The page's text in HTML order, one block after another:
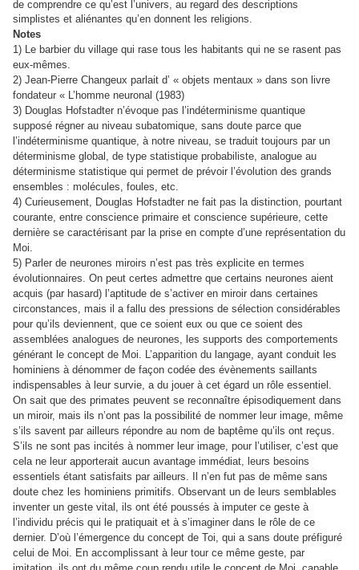
de comprendre ce qu’est l’univers, au regard des descriptions
simplistes et aliénantes qu’en donnent les religions.
Notes
1) Le barbier du village qui rase tous les habitants qui ne se rasent pas
eux-mêmes.
2) Jean-Pierre Changeux parlait d’ « objets mentaux » dans son livre
fondateur « L’homme neuronal (1983)
3) Douglas Hofstadter n’évoque pas l’indéterminisme quantique
supposé régner au niveau subatomique, sans doute parce que
l’indéterminisme quantique, à notre niveau, se traduit toujours par un
déterminisme global, de type statistique probabiliste, analogue au
déterminisme statistique qui permet de prévoir l’évolution des grands
ensembles : molécules, foules, etc.
4) Curieusement, Douglas Hofstadter ne fait pas la distinction, pourtant
courante, entre conscience primaire et conscience supérieure, cette
dernière se caractérisant par la prise en compte d’une représentation du
Moi.
5) Parler de neurones miroirs n’est pas très explicite en termes
évolutionnaires. On peut certes admettre que certains neurones aient
acquis (par hasard) l’aptitude de s’activer en miroir dans certaines
circonstances, mais il a fallu des pressions de sélection considérables
pour qu’ils deviennent, que ce soient eux ou que ce soient des
assemblées analogues de neurones, les supports des comportements
générant le concept de Moi. L’apparition du langage, ayant conduit les
hominiens à dénommer de façon codée des évènements saillants
indispensables à leur survie, a du jouer à cet égard un rôle essentiel.
On sait que des primates peuvent se reconnaître épisodiquement dans
un miroir, mais ils n’ont pas la possibilité de nommer leur image, même
s’ils savent par ailleurs répondre au nom de baptême qu’ils ont reçus.
S’ils ne sont pas incités à nommer leur image, pour l’utiliser, c’est que
cela ne leur apporterait aucun avantage immédiat, leurs besoins
essentiels étant satisfaits par ailleurs. Il n’en fut pas de même sans
doute chez les hominiens primitifs. Observant un de leurs semblables
inventer un geste vital, ils ont été poussés à imputer ce geste à
l’individu précis qui le pratiquait et à s’imaginer dans le rôle de ce
dernier. D’où l’émergence du concept de Toi, qui a sans doute préfiguré
celui de Moi. En accomplissant à leur tour ce même geste, par